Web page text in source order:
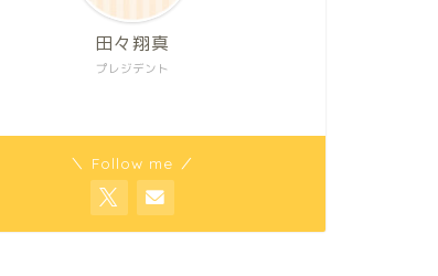
プレジデント
田々翔真
＼ Follow me ／